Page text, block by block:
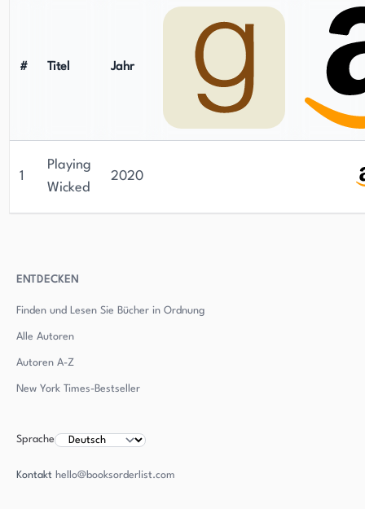
# Titel Jahr
1
Playing
Wicked
2020
ENTDECKEN
Finden und Lesen Sie Bücher in Ordnung
Alle Autoren
Autoren A-Z
New York Times-Bestseller
Sprache
Kontakt hello@booksorderlist.com